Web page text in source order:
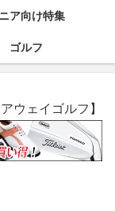
ア向け特集
ゴルフ
ウェイゴルフ】